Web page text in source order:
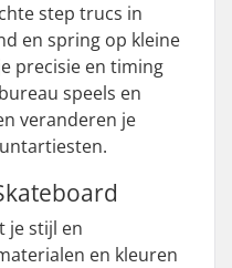
step trucs in
en spring op kleine
precisie en timing
speels en
veranderen je
je stijl en
en kleuren